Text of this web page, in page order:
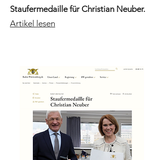
Staufermedaille für Christian Neuber.
Artikel lesen